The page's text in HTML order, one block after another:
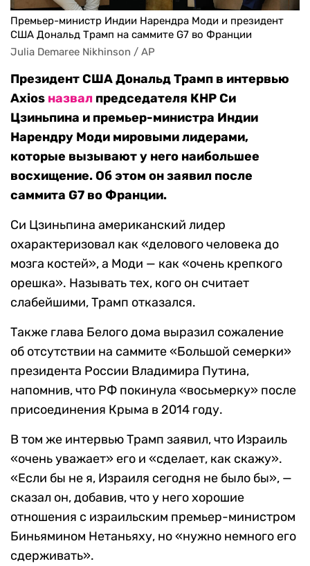
Премьер-министр Индии Нарендра Моди и президент
США Дональд Трамп на саммите G7 во Франции
Julia Demaree Nikhinson / AP
Президент США Дональд Трамп в интервью
Axios назвал председателя КНР Си
Цзиньпина и премьер-министра Индии
Нарендру Моди мировыми лидерами,
которые вызывают у него наибольшее
восхищение. Об этом он заявил после
саммита G7 во Франции.
Си Цзиньпина американский лидер
охарактеризовал как «делового человека до
мозга костей», а Моди — как «очень крепкого
орешка». Называть тех, кого он считает
слабейшими, Трамп отказался.
Также глава Белого дома выразил сожаление
об отсутствии на саммите «Большой семерки»
президента России Владимира Путина,
напомнив, что РФ покинула «восьмерку» после
присоединения Крыма в 2014 году.
В том же интервью Трамп заявил, что Израиль
«очень уважает» его и «сделает, как скажу».
«Если бы не я, Израиля сегодня не было бы», —
сказал он, добавив, что у него хорошие
отношения с израильским премьер-министром
Биньямином Нетаньяху, но «нужно немного его
сдерживать».